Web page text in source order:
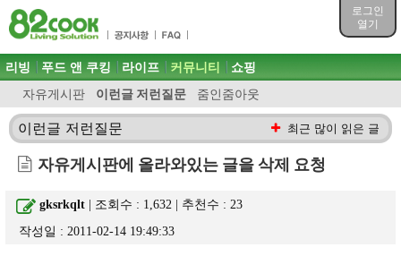
로그인
열기
목차
주메뉴 바로가기
컨텐츠 바로가기
검색 바로가기
로그인 바로가기
주메뉴
리빙 푸드 앤 쿠킹 라이프 커뮤니티
자유게시판 이런글 저런질문 줌인줌아웃
쇼핑
이런글 저런질문 최근 많이 읽은 글
자유게시판에 올라와있는 글을 삭제 요청
gksrkqlt | 조회수 : 1,632 | 추천수 :23
작성일 : 2011-02-14 19:49:33